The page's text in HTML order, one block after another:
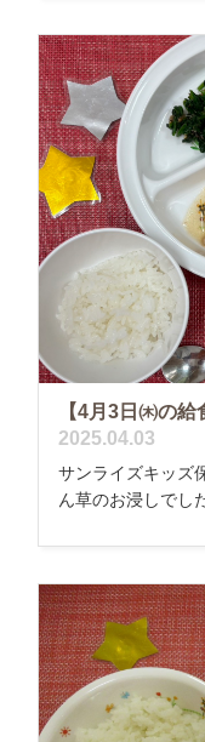
【4月3日㈭の給
2025.04.03
サンライズキッズ
ん草のお浸しでし